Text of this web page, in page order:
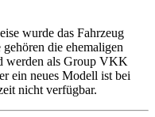
wurde das Fahrzeug
die ehemaligen
werden als Group VKK
ein neues Modell ist bei
nicht verfügbar.